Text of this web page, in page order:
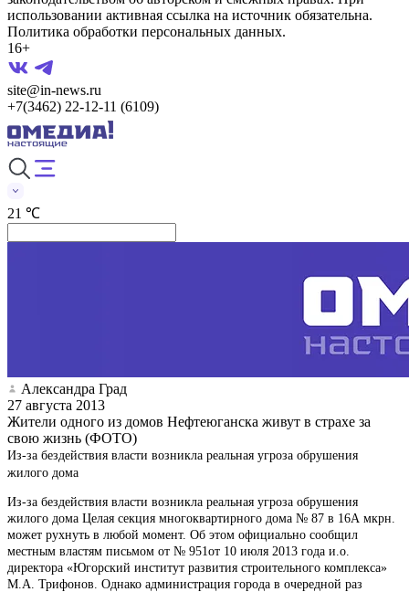
использовании активная ссылка на источник обязательна.
Политика обработки персональных данных.
16+
site@in-news.ru
+7(3462) 22-12-11 (6109)
21 ℃
Александра Град
27 августа 2013
Жители одного из домов Нефтеюганска живут в страхе за
свою жизнь (ФОТО)
Из-за бездействия власти возникла реальная угроза обрушения
жилого дома
Из-за бездействия власти возникла реальная угроза обрушения
жилого дома Целая секция многоквартирного дома № 87 в 16А мкрн.
может рухнуть в любой момент. Об этом официально сообщил
местным властям письмом от № 951от 10 июля 2013 года и.о.
директора «Югорский институт развития строительного комплекса»
М.А. Трифонов. Однако администрация города в очередной раз